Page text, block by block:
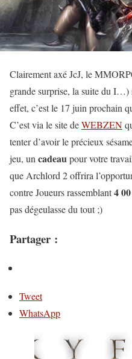
Clairement axé JcJ, le
grande surprise, la suite du I…)
effet, c’est le 17 juin prochain
C’est via le site deWEBZEN
tenter d’avoir le précieux
jeu, un cadeaupour votre
que Archlord 2 offrira
contre Joueurs rassemblant4
pas dégeulasse du tout ;)
Partager :
Tweet
WhatsApp